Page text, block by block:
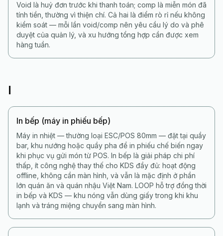
Void là huỷ đơn trước khi thanh toán; comp là miễn món đã
tính tiền, thường vì thiện chí. Cả hai là điểm rò rỉ nếu không
kiểm soát — mỗi lần void/comp nên yêu cầu lý do và phê
duyệt của quản lý, và xu hướng tổng hợp cần được xem
hàng tuần.
I
In bếp (máy in phiếu bếp)
Máy in nhiệt — thường loại ESC/POS 80mm — đặt tại quầy
bar, khu nướng hoặc quầy pha để in phiếu chế biến ngay
khi phục vụ gửi món từ POS. In bếp là giải pháp chi phí
thấp, ít công nghệ thay thế cho KDS đầy đủ: hoạt động
offline, không cần màn hình, và vẫn là mặc định ở phần
lớn quán ăn và quán nhậu Việt Nam. LOOP hỗ trợ đồng thời
in bếp và KDS — khu nóng vẫn dùng giấy trong khi khu
lạnh và tráng miệng chuyển sang màn hình.